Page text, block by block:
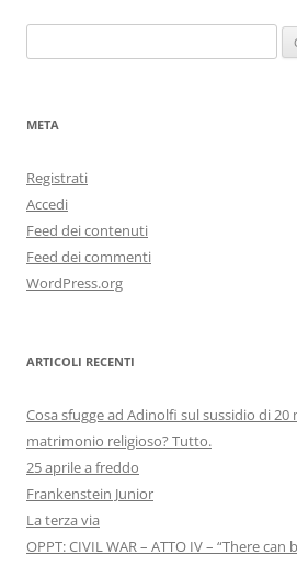
per:
META
Registrati
Accedi
Feed dei contenuti
Feed dei commenti
WordPress.org
ARTICOLI RECENTI
Cosa sfugge ad Adinolfi sul sussidio di 20
matrimonio religioso? Tutto.
25 aprile a freddo
Frankenstein Junior
La terza via
OPPT: CIVIL WAR – ATTO IV – “There